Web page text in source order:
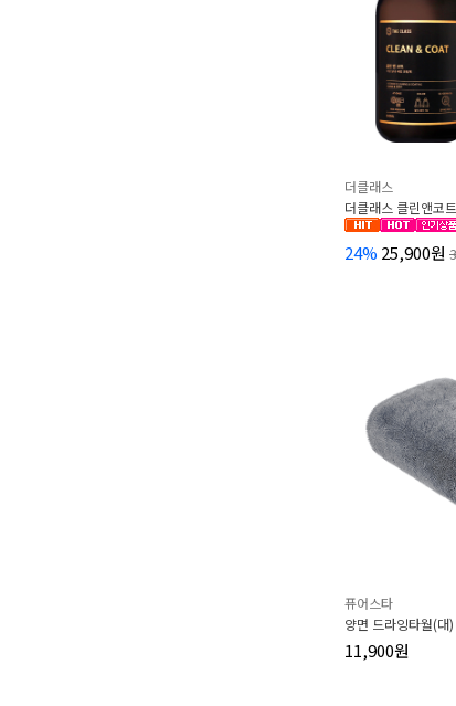
더클래스
더클래스 클린앤코
24% 25,900원
퓨어스타
양면 드라잉타월(대)
11,900원